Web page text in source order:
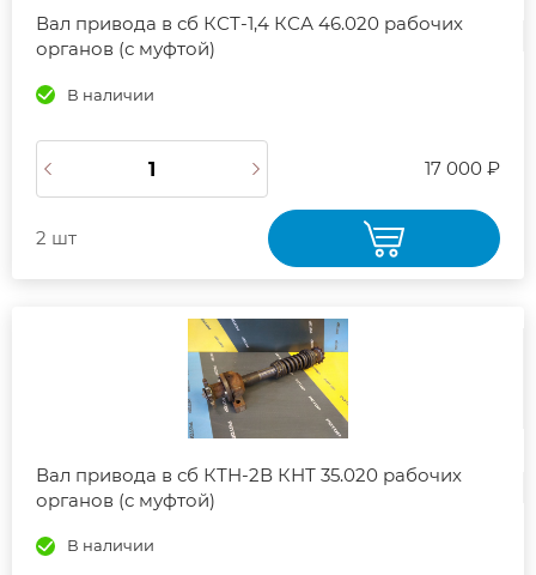
Вал привода в сб КСТ-1,4 КСА 46.020 рабочих
органов (с муфтой)
В наличии
17 000 ₽
2 шт
Вал привода в сб КТН-2В КНТ 35.020 рабочих
органов (с муфтой)
В наличии